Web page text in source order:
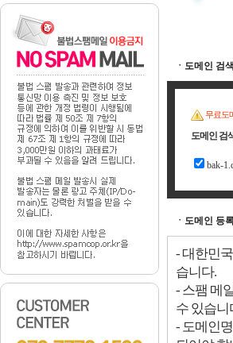
ㆍ도메인 검색
무료도
도메인 검
bak-
ㆍ도메인 등